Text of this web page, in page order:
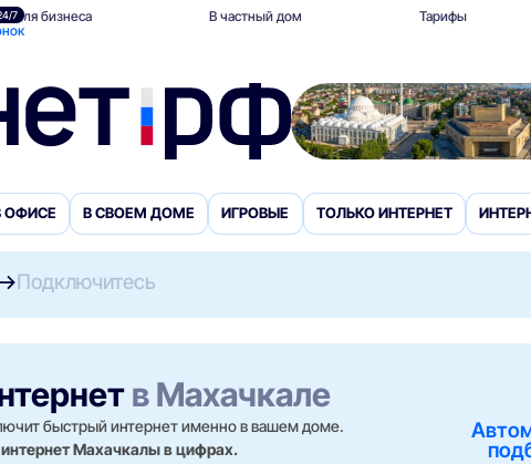
7Для бизнеса В частный дом Тарифы
ОФИСЕ В СВОЕМ ДОМЕ ИГРОВЫЕ ТОЛЬКО ИНТЕРНЕТ
Подключитесь
в Махачкале
быстрый интернет именно в вашем доме.
Махачкалы в цифрах.